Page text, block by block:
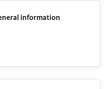
information